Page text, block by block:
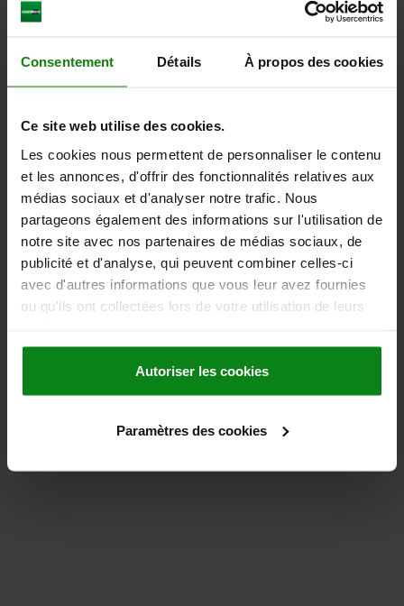
Consentement Détails À propos des cookies
Ce site web utilise des cookies.
Les cookies nous permettent de personnaliser le contenu
et les annonces, d'offrir des fonctionnalités relatives aux
médias sociaux et d'analyser notre trafic. Nous
partageons également des informations sur l'utilisation de
notre site avec nos partenaires de médias sociaux, de
publicité et d'analyse, qui peuvent combiner celles-ci
avec d'autres informations que vous leur avez fournies
ou qu'ils ont collectées lors de votre utilisation de leurs
Autoriser les cookies
Paramètres des cookies
Other customers also bought
NEW
07852-01
Spring clips open